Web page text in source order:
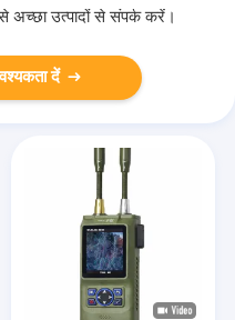
उत्पादों से संपर्क करें।
दें